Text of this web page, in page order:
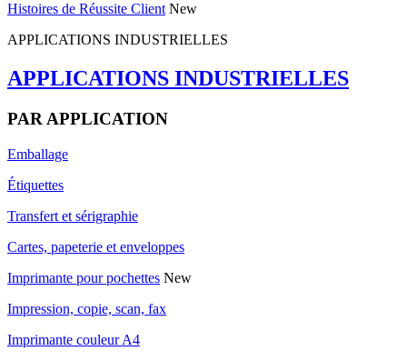
Histoires de Réussite Client New
APPLICATIONS INDUSTRIELLES
APPLICATIONS INDUSTRIELLES
PAR APPLICATION
Emballage
Étiquettes
Transfert et sérigraphie
Cartes, papeterie et enveloppes
Imprimante pour pochettes New
Impression, copie, scan, fax
Imprimante couleur A4